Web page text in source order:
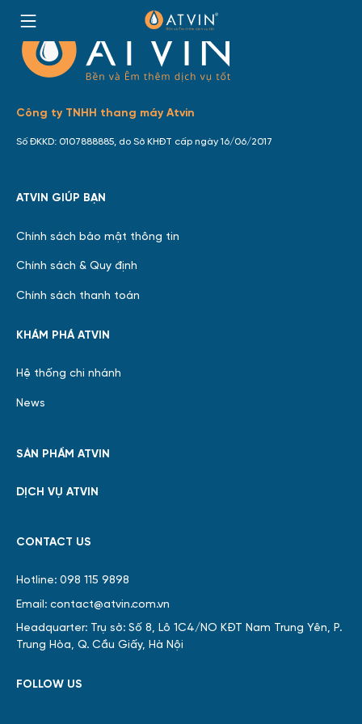
content
HOME
Công ty TNHH thang máy Atvin
Số ĐKKD: 0107888885, do Sở KHĐT cấp ngày 16/06/2017
ATVIN GIÚP BẠN
Chính sách bảo mật thông tin
Chính sách & Quy định
Chính sách thanh toán
KHÁM PHÁ ATVIN
Hệ thống chi nhánh
News
SẢN PHẨM ATVIN
DỊCH VỤ ATVIN
CONTACT US
Hotline: 098 115 9898
Email: contact@atvin.com.vn
Headquarter: Trụ sở: Số 8, Lô 1C4/NO KĐT Nam Trung Yên, P.
Trung Hòa, Q. Cầu Giấy, Hà Nội
FOLLOW US